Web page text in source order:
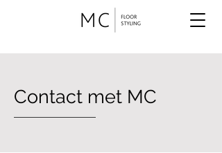
Contact met MC